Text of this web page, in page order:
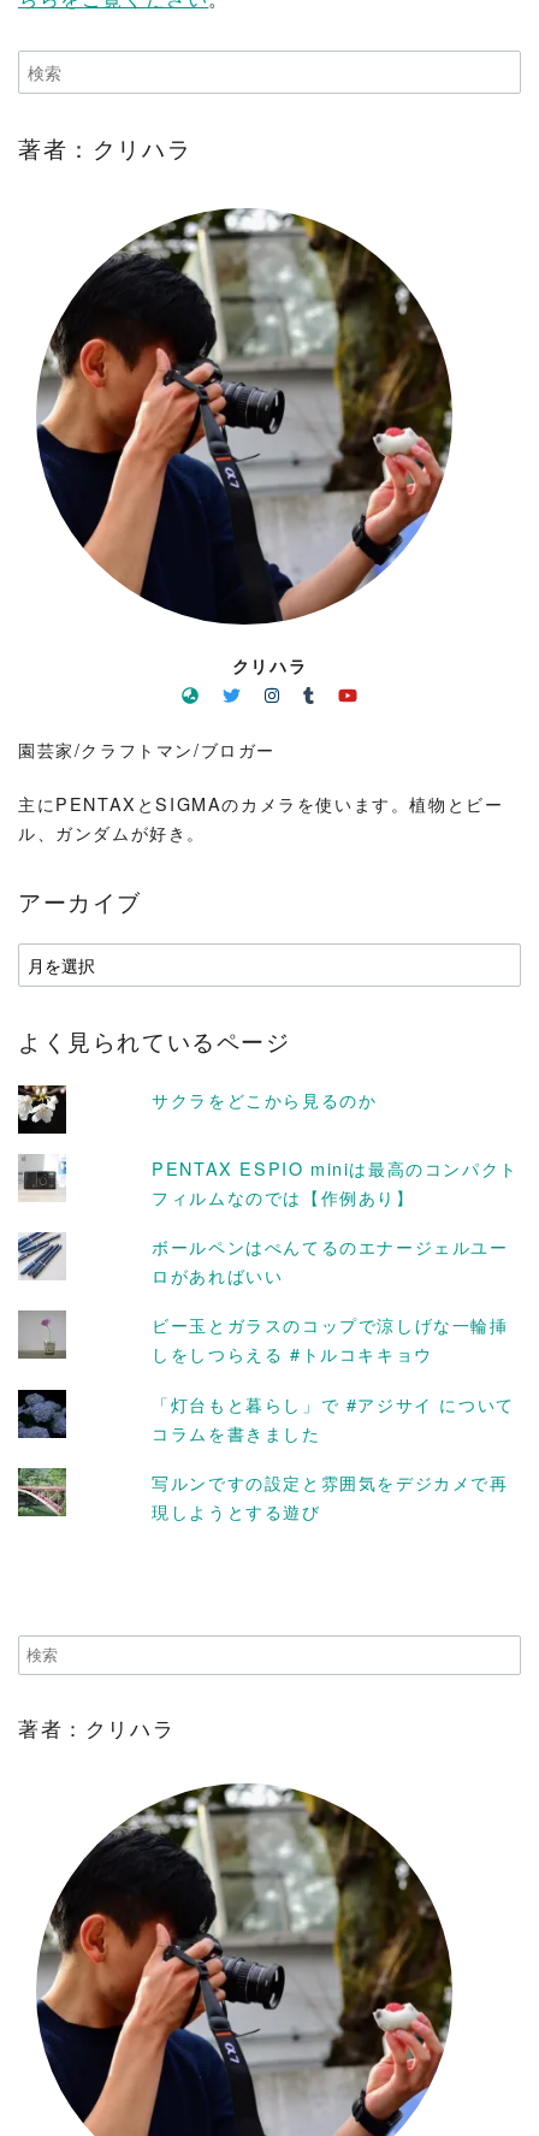
著者：クリハラ
クリハラ
園芸家/クラフトマン/ブロガー
主にPENTAXとSIGMAのカメラを使います。植物とビー
ル、ガンダムが好き。
アーカイブ
ア
ー
イ
よく見られているページ
サクラをどこから見るのか
PENTAX ESPIO miniは最高のコンパクト
フィルムなのでは【作例あり】
ボールペンはぺんてるのエナージェルユー
ロがあればいい
ビー玉とガラスのコップで涼しげな一輪挿
しをしつらえる #トルコキキョウ
「灯台もと暮らし」で #アジサイ について
コラムを書きました
写ルンですの設定と雰囲気をデジカメで再
現しようとする遊び
著者：クリハラ